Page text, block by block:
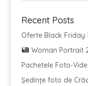
Recent Posts
Oferte Black Friday
Woman Portrait
Pachetele Foto-
Ședințe foto de